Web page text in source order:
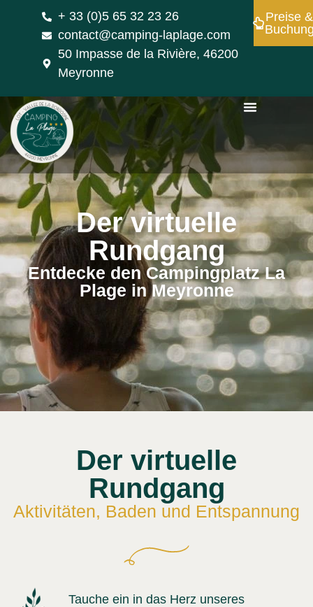
+ 33 (0)5 65 32 23 26
contact@camping-laplage.com
50 Impasse de la Rivière, 46200
Meyronne
Preise &
Der virtuelle
Rundgang
Entdecke den Campingplatz La
Plage in Meyronne
Der virtuelle
Rundgang
Aktivitäten, Baden und Entspannung
Tauche ein in das Herz unseres